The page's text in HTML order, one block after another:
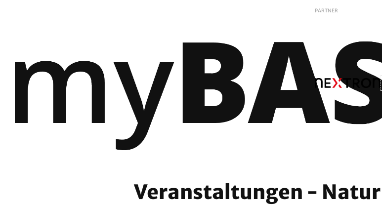
PARTNER
Veranstaltungen -